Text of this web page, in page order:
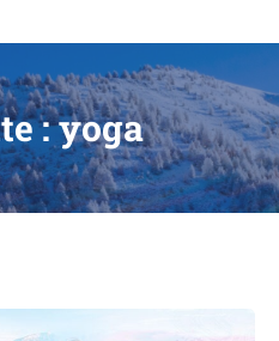
:yoga